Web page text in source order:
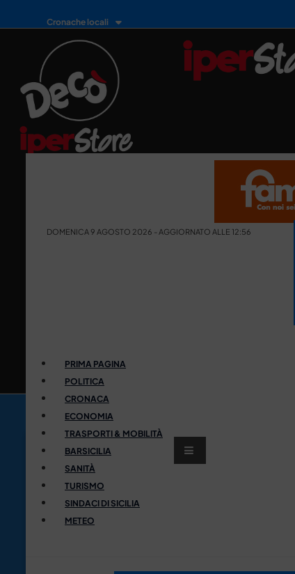
Cronache locali
DOMENICA 9 AGOSTO 2026 - AGGIORNATO ALLE 12:56
PRIMA PAGINA
POLITICA
CRONACA
ECONOMIA
TRASPORTI & MOBILITÀ
BARSICILIA
SANITÀ
TURISMO
SINDACI DI SICILIA
METEO